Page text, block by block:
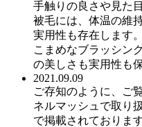
手触りの良さや見た
被毛には、体温の維
実用性も存在します。
こまめなブラッシン
の美しさも実用性も
2021.09.09
ご存知のように、ご
ネルマッシュで取り
で掲載されております